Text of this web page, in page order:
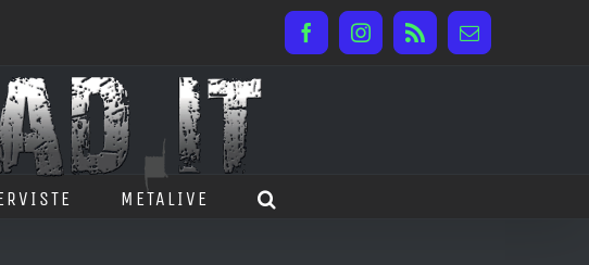
FacebookInstagram
Rss Email
METALIVE